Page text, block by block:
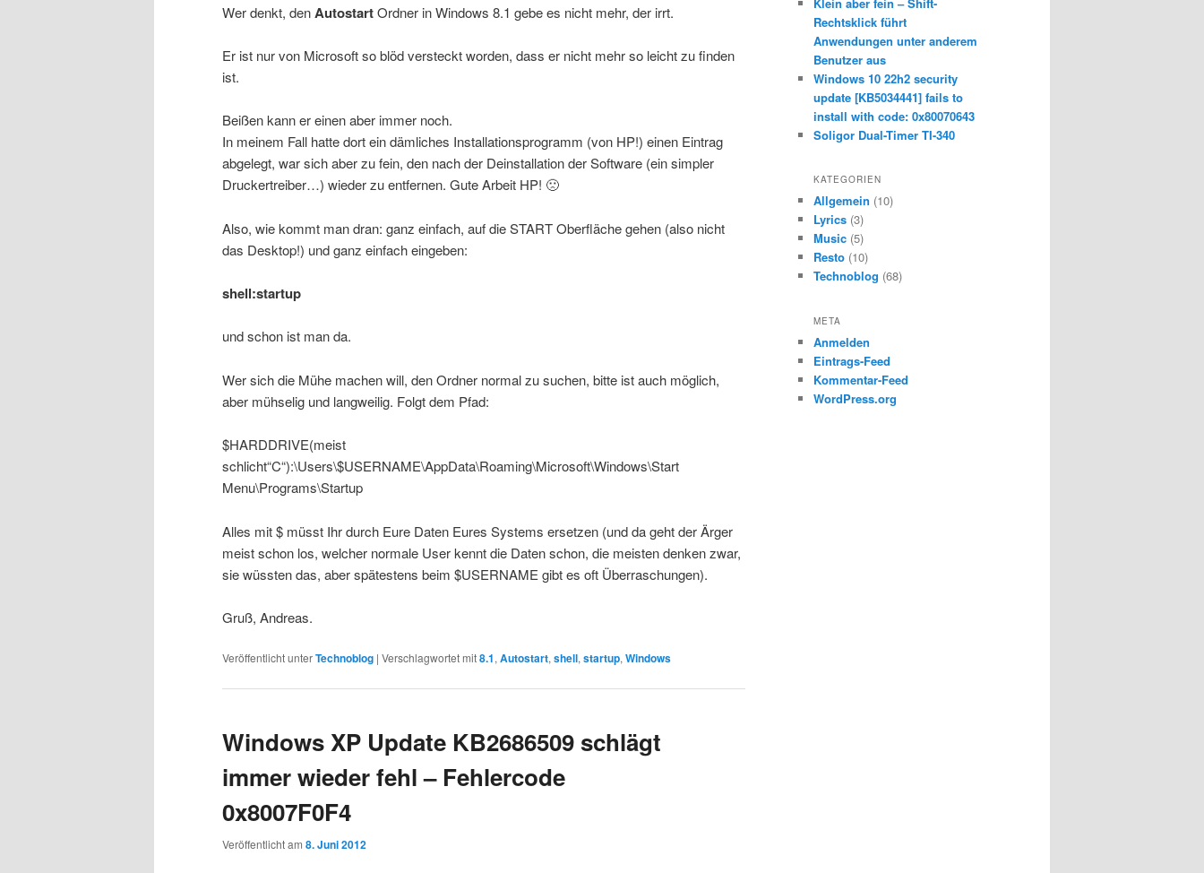
Wer denkt, denAutostartOrdner in Windows 8.1 gebe es nicht mehr, der irrt.
Er ist nur von Microsoft so blöd versteckt worden, dass er nicht mehr so leicht zu finden
ist.
Beißen kann er einen aber immer noch.
In meinem Fall hatte dort ein dämliches Installationsprogramm (von HP!) einen Eintrag
abgelegt, war sich aber zu fein, den nach der Deinstallation der Software (ein simpler
Druckertreiber…) wieder zu entfernen. Gute Arbeit HP! 🙁
Also, wie kommt man dran: ganz einfach, auf die START Oberfläche gehen (also nicht
das Desktop!) und ganz einfach eingeben:
shell:startup
und schon ist man da.
Wer sich die Mühe machen will, den Ordner normal zu suchen, bitte ist auch möglich,
aber mühselig und langweilig. Folgt dem Pfad:
$HARDDRIVE(meist
schlicht“C“):\Users\$USERNAME\AppData\Roaming\Microsoft\Windows\Start
Menu\Programs\Startup
Alles mit $ müsst Ihr durch Eure Daten Eures Systems ersetzen (und da geht der Ärger
meist schon los, welcher normale User kennt die Daten schon, die meisten denken zwar,
sie wüssten das, aber spätestens beim $USERNAME gibt es oft Überraschungen).
Gruß, Andreas.
Veröffentlicht unterTechnoblog | Verschlagwortet mit8.1, Autostart, shell, startup, Windows
Windows XP Update KB2686509 schlägt
immer wieder fehl – Fehlercode
0x8007F0F4
Veröffentlicht am 8. Juni 2012
Rechtsklick führt
Anwendungen unter anderem
Benutzer aus
Windows 10 22h2 security
update [KB5034441] fails to
install with code: 0x80070643
Soligor Dual-Timer TI-340
KATEGORIEN
Allgemein (10)
Lyrics (3)
Music (5)
Resto (10)
Technoblog (68)
META
Anmelden
Eintrags-Feed
Kommentar-Feed
WordPress.org